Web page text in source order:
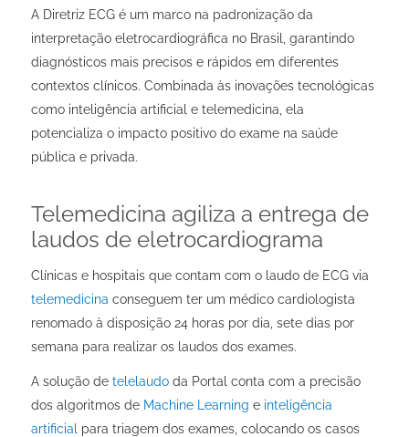
A Diretriz ECG é um marco na padronização da
interpretação eletrocardiográfica no Brasil, garantindo
diagnósticos mais precisos e rápidos em diferentes
contextos clínicos. Combinada às inovações tecnológicas
como inteligência artificial e telemedicina, ela
potencializa o impacto positivo do exame na saúde
pública e privada.
Telemedicina agiliza a entrega de
laudos de eletrocardiograma
Clínicas e hospitais que contam com o laudo de ECG via
telemedicina conseguem ter um médico cardiologista
renomado à disposição 24 horas por dia, sete dias por
semana para realizar os laudos dos exames.
A solução de telelaudoda Portal conta com a precisão
dos algoritmos de Machine Learning e inteligência
artificial
para triagem dos exames, colocando os casos